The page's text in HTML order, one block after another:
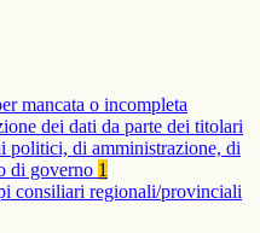
mancata o incompleta
dei dati da parte dei titolari
politici, di amministrazione, di
di governo 1
consiliari regionali/provinciali